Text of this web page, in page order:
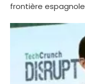
frontière espagnole